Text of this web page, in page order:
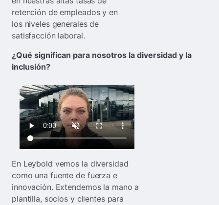
retención de empleados y en
los niveles generales de
satisfacción laboral.
¿Qué significan para nosotros la diversidad y la
inclusión?
En Leybold vemos la diversidad
como una fuente de fuerza e
innovación. Extendemos la mano a
plantilla, socios y clientes para